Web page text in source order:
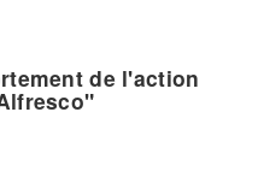
de l'action